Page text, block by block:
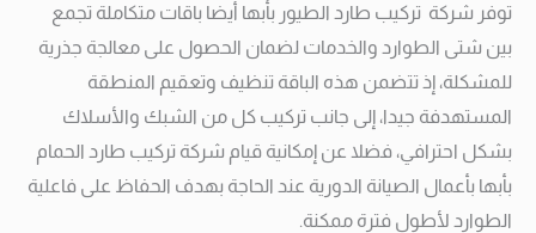
توفر شركة تركيب طارد الطيور بأبها أيضا باقات متكاملة تجمع
بين شتى الطوارد والخدمات لضمان الحصول على معالجة جذرية
للمشكلة، إذ تتضمن هذه الباقة تنظيف وتعقيم المنطقة
المستهدفة جيدا، إلى جانب تركيب كل من الشبك والأسلاك
بشكل احترافي، فضلا عن إمكانية قيام شركة تركيب طارد الحمام
بأبها بأعمال الصيانة الدورية عند الحاجة بهدف الحفاظ على فاعلية
الطوارد لأطول فترة ممكنة.